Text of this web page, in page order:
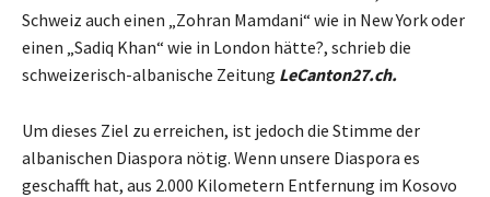
Schweiz auch einen „Zohran Mamdani“ wie in New York oder
einen „Sadiq Khan“ wie in London hätte?, schrieb die
schweizerisch-albanische Zeitung LeCanton27.ch.
Um dieses Ziel zu erreichen, ist jedoch die Stimme der
albanischen Diaspora nötig. Wenn unsere Diaspora es
geschafft hat, aus 2.000 Kilometern Entfernung im Kosovo